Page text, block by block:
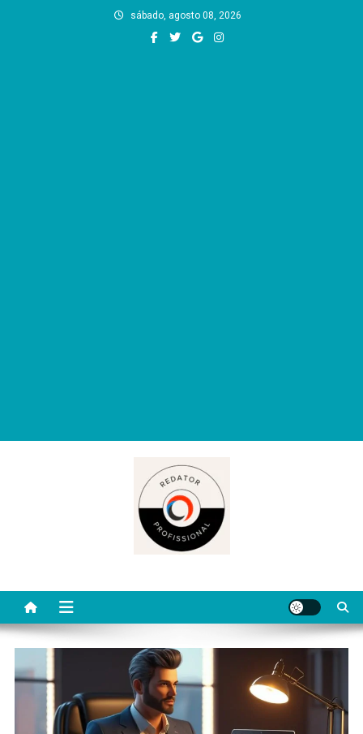
sábado, agosto 08, 2026
completas e conteúdos úteis para começar, evoluir e se destacar
como redator freelancer no mercado digital.